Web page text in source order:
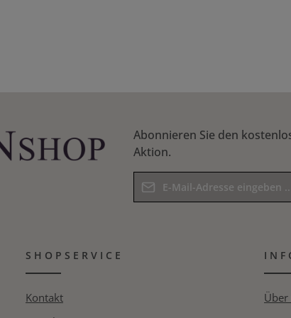
Abonnieren Sie den
Aktion.
E-Mail-Adresse*
Kenntnis genommen und
bin mit ihnen
Bitte geben Sie das Ergebnis
SHOPSERVICE
Kontakt
Über